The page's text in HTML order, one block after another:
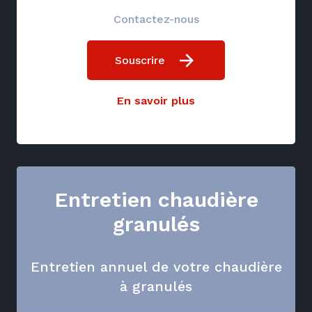
Contactez-nous
Souscrire
En savoir plus
Entretien chaudière
granulés
Entretien annuel de votre chaudière
à granulés